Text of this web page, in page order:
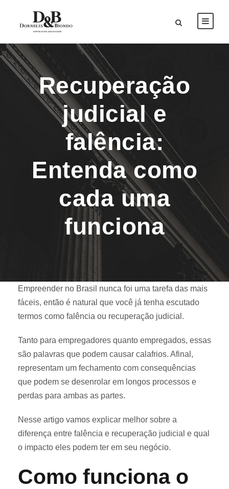
Recuperação
judicial e
falência:
Entenda como
cada uma
funciona
Empreender no Brasil nunca foi uma tarefa das mais
fáceis, então é natural que você já tenha escutado
termos como falência ou recuperação judicial.
Tanto para empregadores quanto empregados, essas
são palavras que podem causar calafrios. Afinal,
representam um fechamento com consequências
que podem se desenrolar em longos processos e
perdas para ambas as partes.
Nesse artigo vamos explicar melhor sobre a
diferença entre falência e recuperação judicial e qual
o impacto eles podem ter em seu negócio.
Como funciona o